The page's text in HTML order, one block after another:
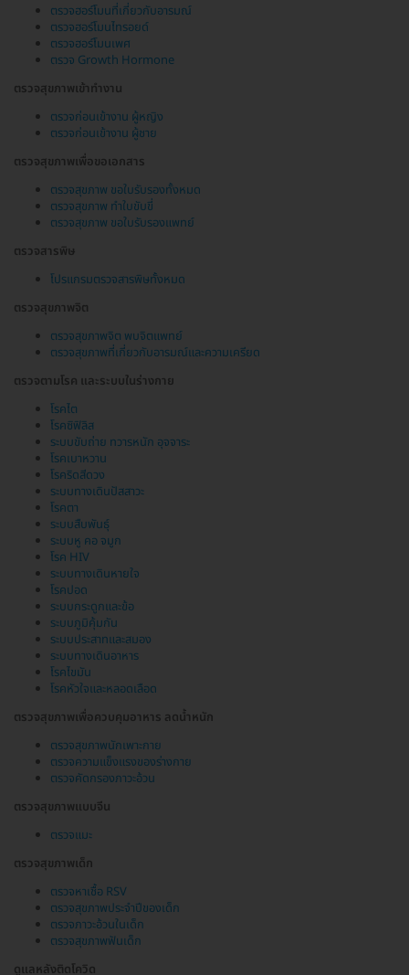
ตรวจฮอร์โมนที่เกี่ยวกับอารมณ์
ตรวจฮอร์โมนไทรอยด์
ตรวจฮอร์โมนเพศ
ตรวจ Growth Hormone
ตรวจสุขภาพเข้าทำงาน
ตรวจก่อนเข้างาน ผู้หญิง
ตรวจก่อนเข้างาน ผู้ชาย
ตรวจสุขภาพเพื่อขอเอกสาร
ตรวจสุขภาพ ขอใบรับรองทั้งหมด
ตรวจสุขภาพ ทำใบขับขี่
ตรวจสุขภาพ ขอใบรับรองแพทย์
ตรวจสารพิษ
โปรแกรมตรวจสารพิษทั้งหมด
ตรวจสุขภาพจิต
ตรวจสุขภาพจิต พบจิตแพทย์
ตรวจสุขภาพที่เกี่ยวกับอารมณ์และความเครียด
ตรวจตามโรค และระบบในร่างกาย
โรคไต
โรคซิฟิลิส
ระบบขับถ่าย ทวารหนัก อุจจาระ
โรคเบาหวาน
โรคริดสีดวง
ระบบทางเดินปัสสาวะ
โรคตา
ระบบสืบพันธุ์
ระบบหู คอ จมูก
โรค HIV
ระบบทางเดินหายใจ
โรคปอด
ระบบกระดูกและข้อ
ระบบภูมิคุ้มกัน
ระบบประสาทและสมอง
ระบบทางเดินอาหาร
โรคไขมัน
โรคหัวใจและหลอดเลือด
ตรวจสุขภาพเพื่อควบคุมอาหาร ลดน้ำหนัก
ตรวจสุขภาพนักเพาะกาย
ตรวจความแข็งแรงของร่างกาย
ตรวจคัดกรองภาวะอ้วน
ตรวจสุขภาพแบบจีน
ตรวจแมะ
ตรวจสุขภาพเด็ก
ตรวจหาเชื้อ RSV
ตรวจสุขภาพประจำปีของเด็ก
ตรวจภาวะอ้วนในเด็ก
ตรวจสุขภาพฟันเด็ก
ดูแลหลังติดโควิด